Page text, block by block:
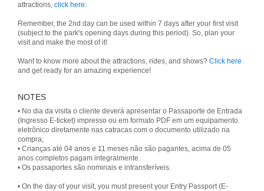
attractions, click here.
Remember, the 2nd day can be used within 7 days after your first visit
(subject to the park's opening days during this period). So, plan your
visit and make the most of it!
Want to know more about the attractions, rides, and shows? Click here
and get ready for an amazing experience!
NOTES
• No dia da visita o cliente deverá apresentar o Passaporte de Entrada
(Ingresso E-ticket) impresso ou em formato PDF em um equipamento
eletrônico diretamente nas catracas com o documento utilizado na
compra;
• Crianças até 04 anos e 11 meses não são pagantes, acima de 05
anos completos pagam integralmente.
• On the day of your visit, you must present your Entry Passport (E-